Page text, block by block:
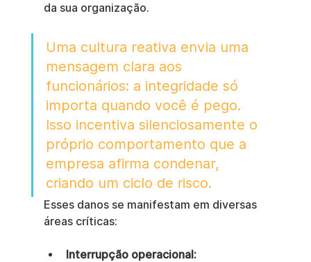
da sua organização.
Uma cultura reativa envia uma
mensagem clara aos
funcionários: a integridade só
importa quando você é pego.
Isso incentiva silenciosamente o
próprio comportamento que a
empresa afirma condenar,
criando um ciclo de risco.
Esses danos se manifestam em diversas
áreas críticas:
Interrupção operacional: